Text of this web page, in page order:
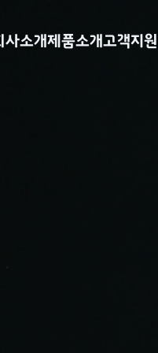
사소개제품소개고객지원